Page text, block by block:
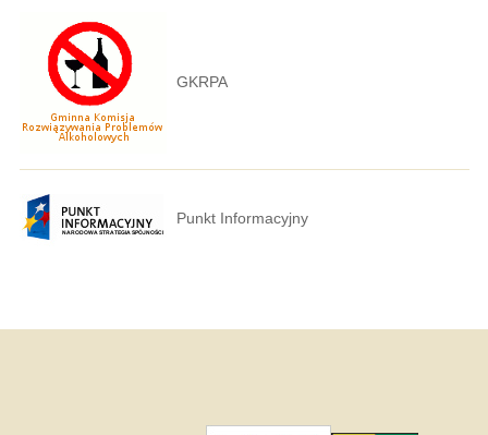
GKRPA
Punkt Informacyjny